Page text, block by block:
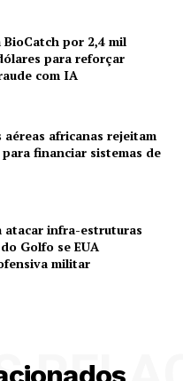
BioCatch por 2,4 mil
para reforçar
com IA
aéreas africanas rejeitam
financiar sistemas de
atacar infra-estruturas
Golfo se EUA
militar